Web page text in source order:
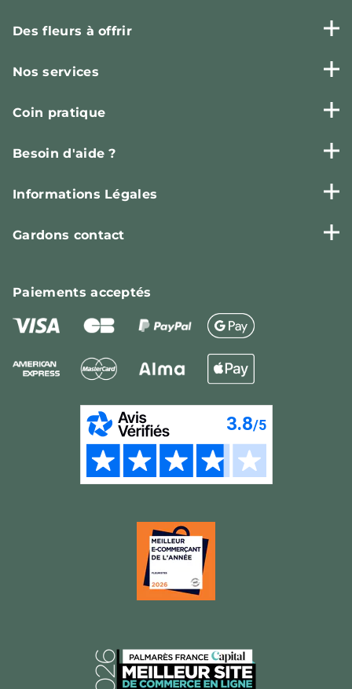
Des fleurs à offrir
Nos services
Coin pratique
Besoin d'aide ?
Informations Légales
Gardons contact
Paiementsacceptés